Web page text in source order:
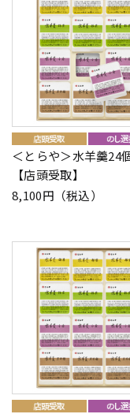
＜とらや＞水羊羹24
【店頭受取】
8,100円（税込）